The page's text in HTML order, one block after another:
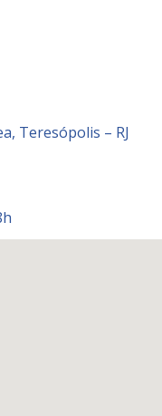
Teresópolis – RJ